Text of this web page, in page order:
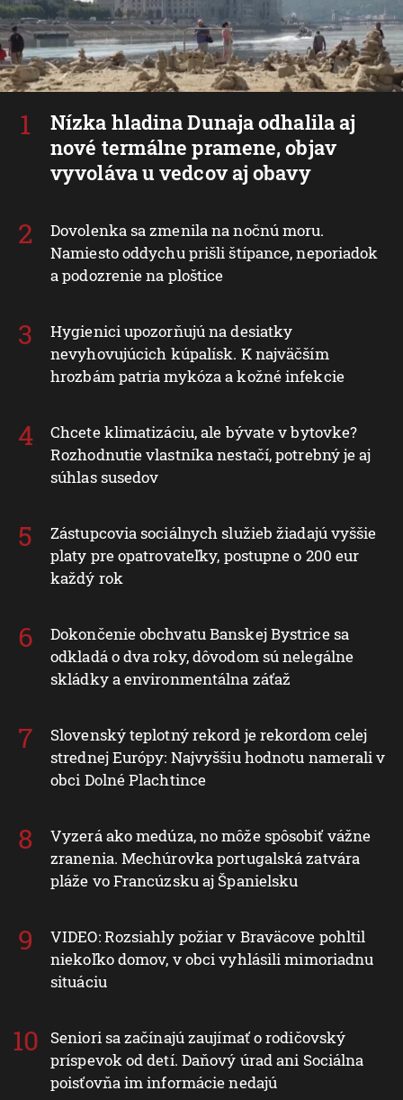
Nízka hladina Dunaja odhalila aj
nové termálne pramene, objav
vyvoláva u vedcov aj obavy
Dovolenka sa zmenila na nočnú moru.
Namiesto oddychu prišli štípance, neporiadok
a podozrenie na ploštice
Hygienici upozorňujú na desiatky
nevyhovujúcich kúpalísk. K najväčším
hrozbám patria mykóza a kožné infekcie
Chcete klimatizáciu, ale bývate v bytovke?
Rozhodnutie vlastníka nestačí, potrebný je aj
súhlas susedov
Zástupcovia sociálnych služieb žiadajú vyššie
platy pre opatrovateľky, postupne o 200 eur
každý rok
Dokončenie obchvatu Banskej Bystrice sa
odkladá o dva roky, dôvodom sú nelegálne
skládky a environmentálna záťaž
Slovenský teplotný rekord je rekordom celej
strednej Európy: Najvyššiu hodnotu namerali v
obci Dolné Plachtince
Vyzerá ako medúza, no môže spôsobiť vážne
zranenia. Mechúrovka portugalská zatvára
pláže vo Francúzsku aj Španielsku
VIDEO: Rozsiahly požiar v Braväcove pohltil
niekoľko domov, v obci vyhlásili mimoriadnu
situáciu
Seniori sa začínajú zaujímať o rodičovský
príspevok od detí. Daňový úrad ani Sociálna
poisťovňa im informácie nedajú